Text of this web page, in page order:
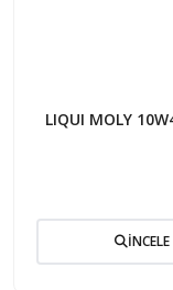
LIQUI MOLY
İNCELE